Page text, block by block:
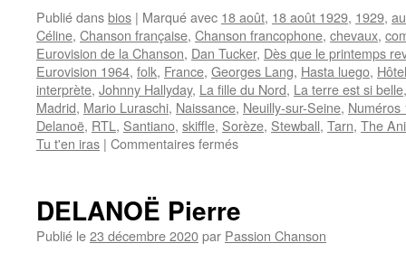
Publié dansbios | Marqué avec 18 août, 18 août 1929, 1929,
Céline, Chanson française, Chanson francophone, chevaux,
Eurovision de la Chanson, Dan Tucker, Dès que le printemps
Eurovision 1964, folk, France, Georges Lang, Hasta luego,
interprète, Johnny Hallyday, La fille du Nord, La terre est si belle
Madrid, Mario Luraschi, Naissance, Neuilly-sur-Seine, Numéros
Delanoë, RTL , Santiano, skiffle, Sorèze, Stewball, Tarn, The
Tu t'en iras | Commentaires ferméssur
DELANOË Pierre
Publié le23 décembre 2020par Passion Chanson